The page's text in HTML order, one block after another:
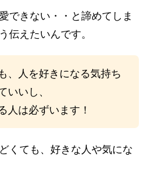
できない・・と諦めてしま
伝えたいんです。
、人を好きになる気持ち
いいし、
人は必ずいます！
くても、好きな人や気にな